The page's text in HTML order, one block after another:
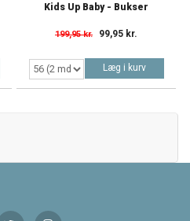
Kids Up Baby - Bukser
199,95 kr. 99,95 kr.
Læg i kurv